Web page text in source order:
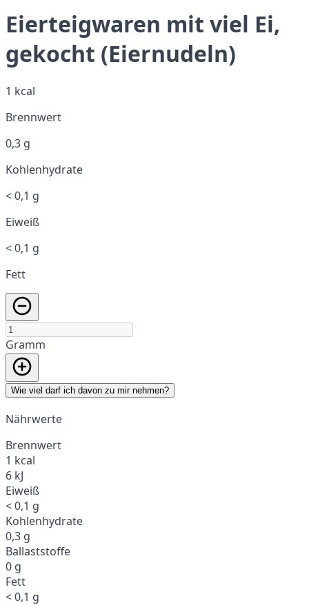
Eierteigwaren mit viel Ei,
gekocht (Eiernudeln)
1 kcal
Brennwert
0,3 g
Kohlenhydrate
< 0,1 g
Eiweiß
< 0,1 g
Fett
Gramm
Wie viel darf ich davon zu mir nehmen?
Nährwerte
Brennwert
1 kcal
6 kJ
Eiweiß
< 0,1 g
Kohlenhydrate
0,3 g
Ballaststoffe
0 g
Fett
< 0,1 g